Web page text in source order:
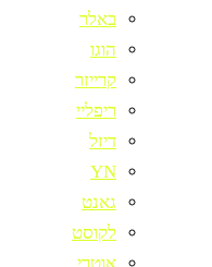
באלר
הוגו
קרייזר
ריפליי
דיזל
YN
גאנט
לקוסט